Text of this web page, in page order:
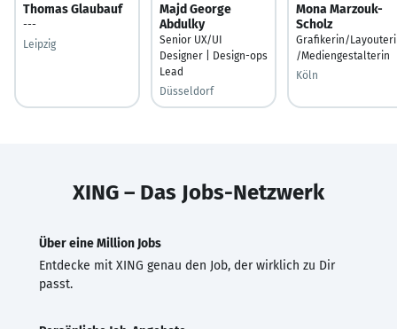
Thomas Glaubauf
---
Leipzig
Majd George
Abdulky
Senior UX/UI
Designer | Design-ops
Lead
Düsseldorf
Mona Marzouk-
Scholz
Grafikerin/
/Mediengestalterin
Köln
XING – Das Jobs-Netzwerk
Über eine Million Jobs
Entdecke mit XING genau den Job, der wirklich zu Dir
passt.